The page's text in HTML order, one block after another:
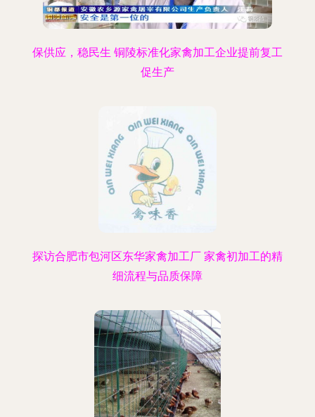
保供应，稳民生 铜陵标准化家禽加工企业提前复工
促生产
探访合肥市包河区东华家禽加工厂 家禽初加工的精
细流程与品质保障